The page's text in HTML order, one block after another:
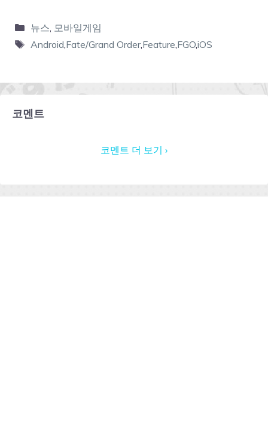
뉴스, 모바일게임
Android,Fate/Grand Order,Feature,FGO,iOS
코멘트
코멘트 더 보기 ›